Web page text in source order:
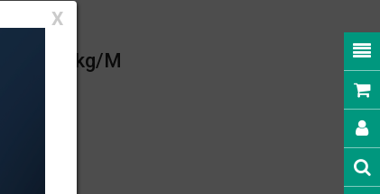
X
0,351kg/m